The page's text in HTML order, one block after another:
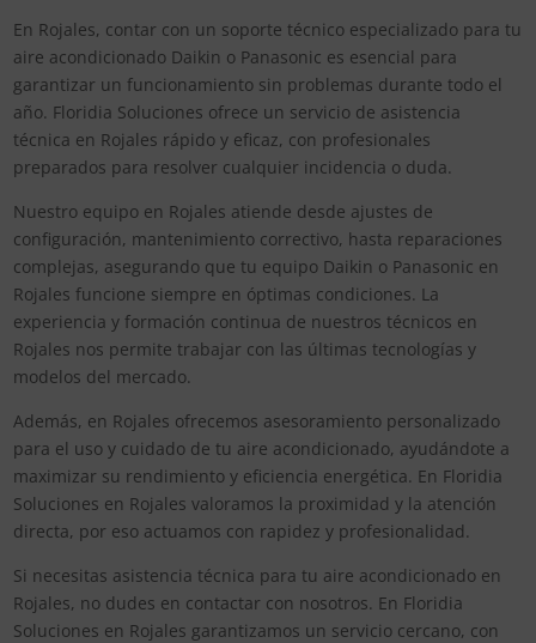
En Rojales, contar con un soporte técnico especializado para tu
aire acondicionado Daikin o Panasonic es esencial para
garantizar un funcionamiento sin problemas durante todo el
año. Floridia Soluciones ofrece un servicio de asistencia
técnica en Rojales rápido y eficaz, con profesionales
preparados para resolver cualquier incidencia o duda.
Nuestro equipo en Rojales atiende desde ajustes de
configuración, mantenimiento correctivo, hasta reparaciones
complejas, asegurando que tu equipo Daikin o Panasonic en
Rojales funcione siempre en óptimas condiciones. La
experiencia y formación continua de nuestros técnicos en
Rojales nos permite trabajar con las últimas tecnologías y
modelos del mercado.
Además, en Rojales ofrecemos asesoramiento personalizado
para el uso y cuidado de tu aire acondicionado, ayudándote a
maximizar su rendimiento y eficiencia energética. En Floridia
Soluciones en Rojales valoramos la proximidad y la atención
directa, por eso actuamos con rapidez y profesionalidad.
Si necesitas asistencia técnica para tu aire acondicionado en
Rojales, no dudes en contactar con nosotros. En Floridia
Soluciones en Rojales garantizamos un servicio cercano, con